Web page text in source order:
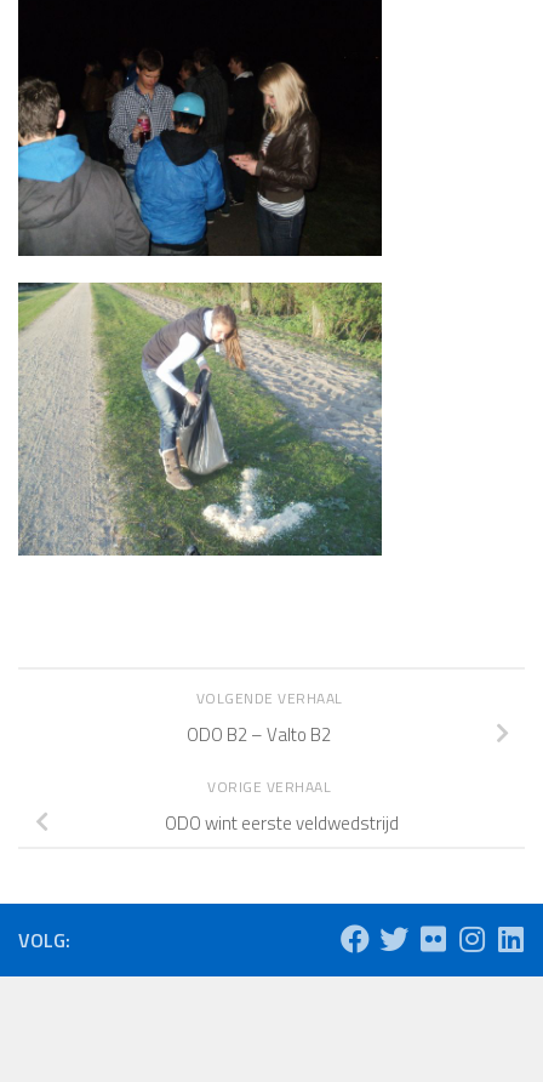
VOLGENDE VERHAAL
ODO B2 – Valto B2
VORIGE VERHAAL
ODO wint eerste veldwedstrijd
VOLG: